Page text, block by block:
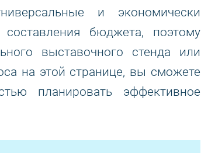
и экономически
бюджета, поэтому
выставочного стенда или
на этой странице, вы сможете
планировать эффективное